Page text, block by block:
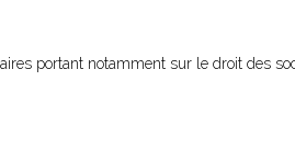
portant notamment sur le droit des